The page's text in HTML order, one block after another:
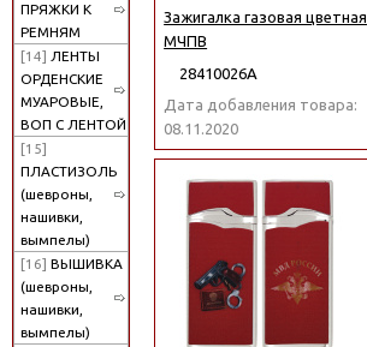
ПРЯЖКИ К
РЕМНЯМ
[14] ЛЕНТЫ
ОРДЕНСКИЕ
МУАРОВЫЕ,
ВОП С ЛЕНТОЙ
[15]
ПЛАСТИЗОЛЬ
(шевроны,
нашивки,
вымпелы)
[16] ВЫШИВКА
(шевроны,
нашивки,
вымпелы)
Зажигалка газовая цветная
МЧПВ
28410026А
Дата добавления товара:
08.11.2020